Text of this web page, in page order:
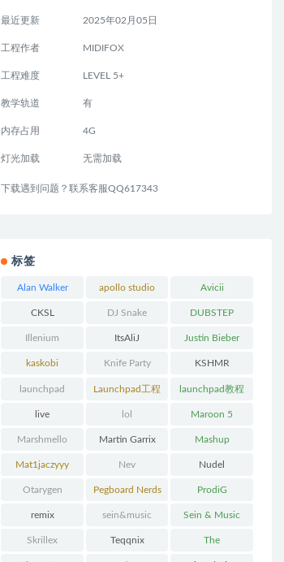
最近更新 2025年02月05日
工程作者 MIDIFOX
工程难度 LEVEL 5+
教学轨道 有
内存占用 4G
灯光加载 无需加载
下载遇到问题？联系客服QQ617343
标签
Alan Walker apollo studio Avicii
CKSL DJ Snake DUBSTEP
Illenium ItsAliJ Justin Bieber
kaskobi Knife Party KSHMR
launchpad Launchpad工程
下载
launchpad教程
live lol Maroon 5
Marshmello Martin Garrix Mashup
Mat1jaczyyy Nev Nudel
Otarygen Pegboard Nerds ProdiG
remix sein&music Sein & Music
Skrillex Teqqnix The